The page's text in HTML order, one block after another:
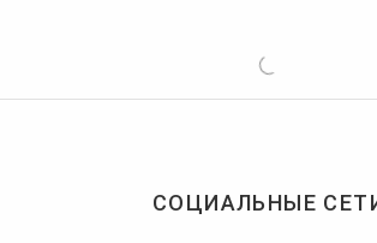
СОЦИАЛЬНЫЕ